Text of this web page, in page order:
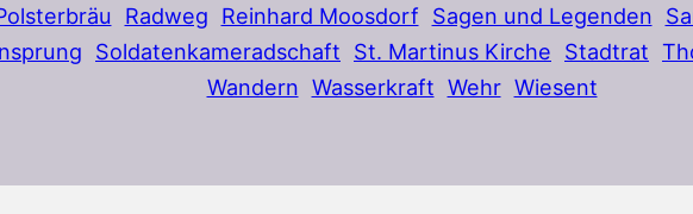
Radweg Reinhard Moosdorf Sagen und Legenden
Soldatenkameradschaft St. Martinus Kirche Stadtrat
Wandern Wasserkraft Wehr Wiesent